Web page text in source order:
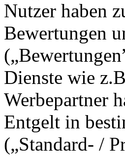
Nutzer haben
Bewertungen
Dienste wie
Werbepartner
Entgelt in
(„Standard- /